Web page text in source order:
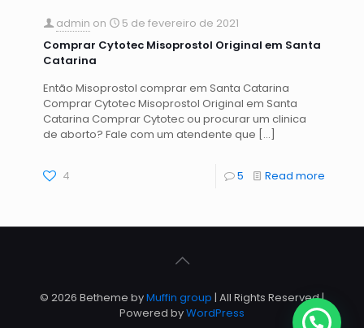
admin on
5 de fevereiro de 2021
Comprar Cytotec Misoprostol Original em Santa
Catarina
Então Misoprostol comprar em Santa Catarina
Comprar Cytotec Misoprostol Original em Santa
Catarina Comprar Cytotec ou procurar um clinica
de aborto? Fale com um atendente que […]
4 5 Read more
© 2026 Betheme byMuffin group | All Rights Reserved |
Powered byWordPress